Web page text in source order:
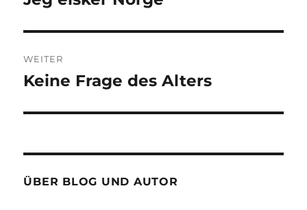
WEITER
Nächster
Keine Frage des Alters
ÜBER BLOG UND AUTOR